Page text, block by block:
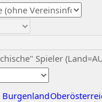
Spieler
Burgenland